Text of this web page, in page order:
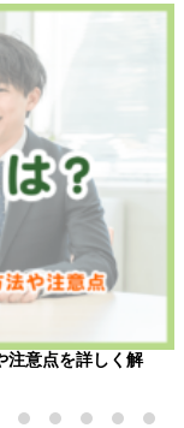
注意点を詳しく解